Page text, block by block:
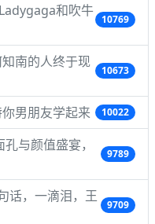
和吹牛
10769
南的人终于现
10673
男朋友学起来 10022
与颜值盛宴，
9789
话，一滴泪，王
9709